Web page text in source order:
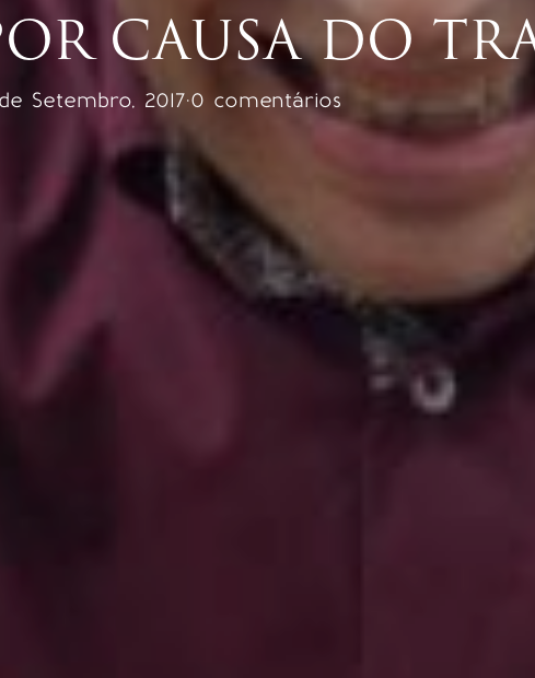
CAUSA DO
Setembro, 2017·0 comentários